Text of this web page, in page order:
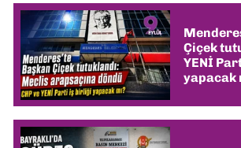
Çiçek
YENİ
yapacak